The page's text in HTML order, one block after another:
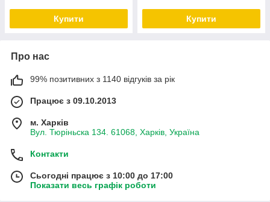
Купити Купити
Про нас
99% позитивних з 1140 відгуків за рік
Працює з 09.10.2013
м. Харків
Вул. Тюріньска 134. 61068, Харків, Україна
Контакти
Сьогодні працює з 10:00 до 17:00
Показати весь графік роботи